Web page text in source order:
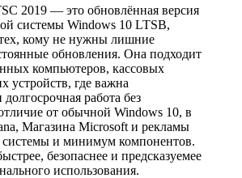
2019 — это обновлённая версия
системы Windows 10 LTSB,
тех, кому не нужны лишние
обновления. Она подходит
компьютеров, кассовых
устройств, где важна
долгосрочная работа без
от обычной Windows 10, в
Магазина Microsoft и рекламы
и минимум компонентов.
безопаснее и предсказуемее
использования.